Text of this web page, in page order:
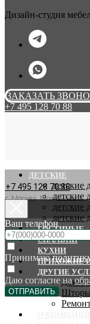
Дизайн-студия
ЗАКАЗАТЬ
+7 495 128 70 88
+7 495 128 70 88
г. Москва, Молодцова 9
ДЕТСКИЕ
детские
детские
детские
детские
ГОСТИНЫЕ
СПАЛЬНИ
КУХНИ
ПРИХОЖИЕ
ДРУГИЕ
Декор
Шторы
Ваш телефон
Принимаю
Даю согласие на
ОТПРАВИТЬ